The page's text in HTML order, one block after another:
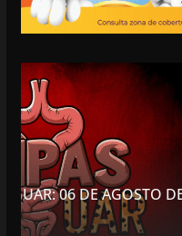
OPINIÓN
LUSTRO PERDIDO